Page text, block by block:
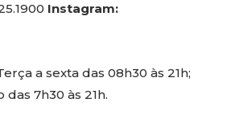
Instagram:
a sexta das 08h30 às 21h;
7h30 às 21h.